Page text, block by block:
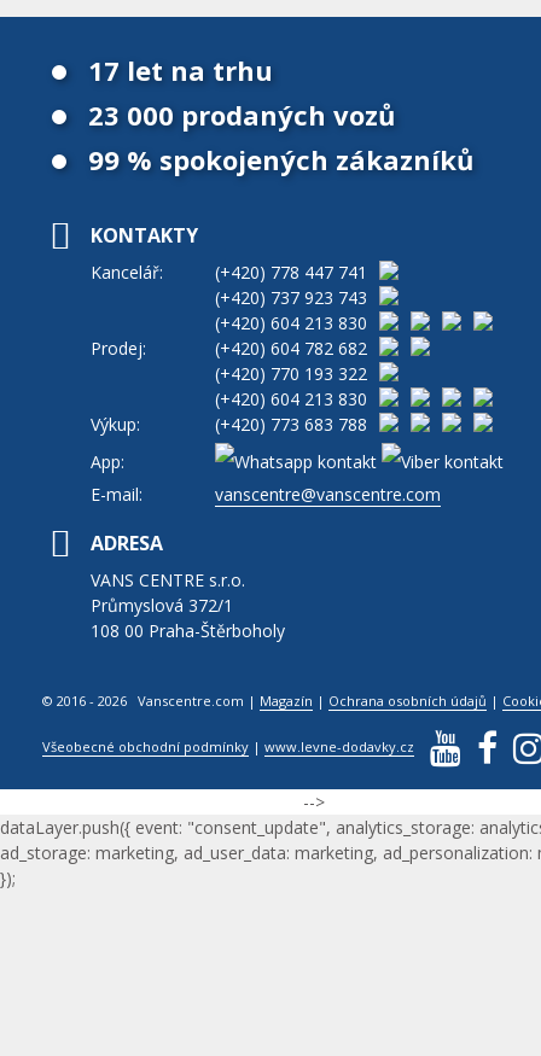
17 let na trhu
23 000 prodaných vozů
99 % spokojených zákazníků
KONTAKTY
Kancelář: (+420) 778 447 741
(+420) 737 923 743
(+420) 604 213 830
Prodej:
(+420) 604 782 682
(+420) 770 193 322
(+420) 604 213 830
Výkup:
(+420) 773 683 788
App:
E-mail:
vanscentre@vanscentre.com
ADRESA
VANS CENTRE s.r.o.
Průmyslová 372/1
108 00 Praha-Štěrboholy
© 2016 - 2026 Vanscentre.com | Magazín | Ochrana osobních údajů |
Všeobecné obchodní podmínky |www.levne-dodavky.cz
-->
dataLayer.push({ event: "consent_update", analytics_storage:
ad_storage: marketing, ad_user_data: marketing, ad_personalization:
});